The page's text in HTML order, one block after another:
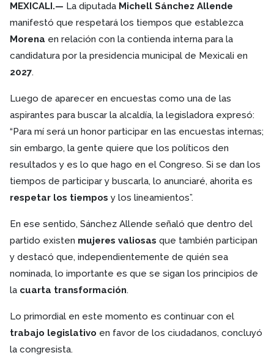
MEXICALI.— La diputada Michell Sánchez Allende
manifestó que respetará los tiempos que establezca
Morena en relación con la contienda interna para la
candidatura por la presidencia municipal de Mexicali en
2027.
Luego de aparecer en encuestas como una de las
aspirantes para buscar la alcaldía, la legisladora expresó:
“Para mí será un honor participar en las encuestas internas;
sin embargo, la gente quiere que los políticos den
resultados y es lo que hago en el Congreso. Si se dan los
tiempos de participar y buscarla, lo anunciaré, ahorita es
respetar los tiempos y los lineamientos”.
En ese sentido, Sánchez Allende señaló que dentro del
partido existen mujeres valiosas que también participan
y destacó que, independientemente de quién sea
nominada, lo importante es que se sigan los principios de
la cuarta transformación.
Lo primordial en este momento es continuar con el
trabajo legislativo en favor de los ciudadanos, concluyó
la congresista.